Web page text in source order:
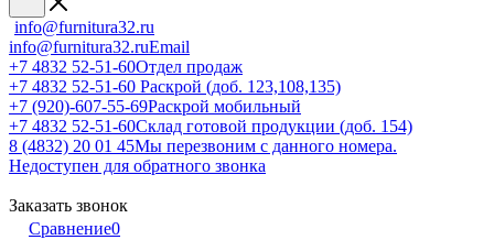
info@furnitura32.ru
info@furnitura32.ruEmail
+7 4832 52-51-60Отдел продаж
+7 4832 52-51-60 Раскрой (доб. 123,108,135)
+7 (920)-607-55-69Раскрой мобильный
+7 4832 52-51-60Склад готовой продукции (доб. 154)
8 (4832) 20 01 45Мы перезвоним с данного номера.
Недоступен для обратного звонка
Заказать звонок
Сравнение0